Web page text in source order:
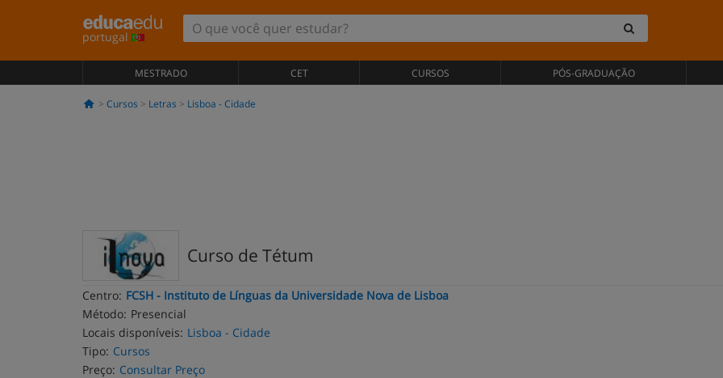
portugal
MESTRADO CET CURSOS PÓS-GRADUAÇÃO
Cursos Letras Lisboa - Cidade
Curso de Tétum
Centro: FCSH - Instituto de Línguas da Universidade Nova de Lisboa
Método: Presencial
Locais disponíveis: Lisboa - Cidade
Tipo: Cursos
Preço: Consultar Preço